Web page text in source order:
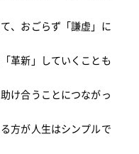
、おごらず「謙虚」に
革新」していくことも
け合うことにつながっ
方が人生はシンプルで